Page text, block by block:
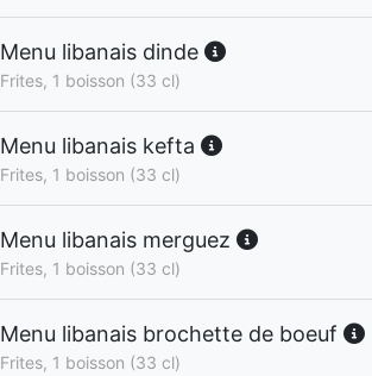
Menu libanais dinde
Frites, 1 boisson (33 cl)
Menu libanais kefta
Frites, 1 boisson (33 cl)
Menu libanais merguez
Frites, 1 boisson (33 cl)
Menu libanais brochette de boeuf
Frites, 1 boisson (33 cl)